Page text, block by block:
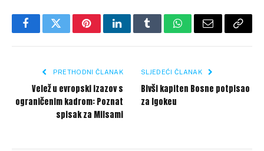
FacebookTwitterPinterestLinkedInTumblrWhatsApp
Email Copy
PRETHODNI ČLANAK
Velež u evropski izazov s
ograničenim kadrom: Poznat
spisak za Milsami
SLJEDEĆI ČLANAK
Bivši kapiten Bosne potpisao
za Igokeu